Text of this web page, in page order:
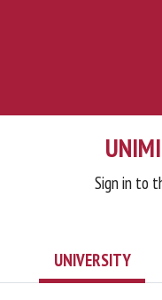
Sign in to
UNIVERSITY